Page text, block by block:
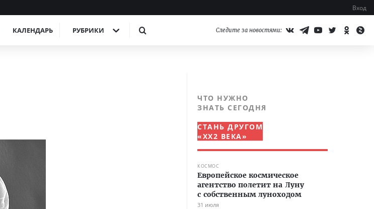
Вход
КАЛЕНДАРЬ РУБРИКИ Следите за новостями:
ЧТО НУЖНО
ЗНАТЬ СЕГОДНЯ
СТАНЬ ДРУГОМ
«XX2 ВЕКА»
КОСМОС
Европейское космическое
агентство полетит на Луну
с собственным луноходом
31 июля